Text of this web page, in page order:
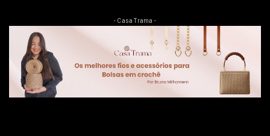
- Casa Trama -